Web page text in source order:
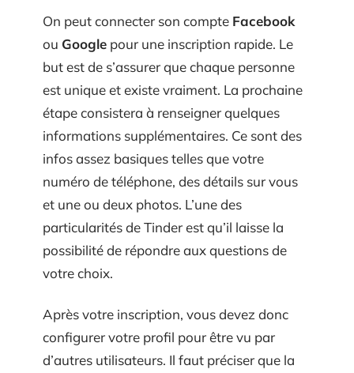
On peut connecter son compte Facebook
ou Google pour une inscription rapide. Le
but est de s’assurer que chaque personne
est unique et existe vraiment. La prochaine
étape consistera à renseigner quelques
informations supplémentaires. Ce sont des
infos assez basiques telles que votre
numéro de téléphone, des détails sur vous
et une ou deux photos. L’une des
particularités de Tinder est qu’il laisse la
possibilité de répondre aux questions de
votre choix.
Après votre inscription, vous devez donc
configurer votre profil pour être vu par
d’autres utilisateurs. Il faut préciser que la